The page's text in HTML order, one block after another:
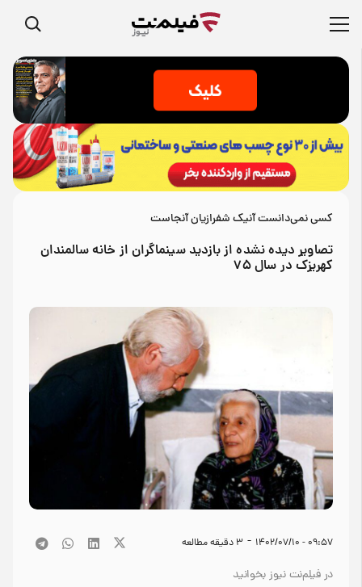
کسی نمی‌دانست آنیک شفرازیان آنجاست
تصاویر دیده نشده‌ از بازدید سینماگران از خانه سالمندان
کهریزک در سال ۷۵
۰۹:۵۷ - ۱۴۰۲/۰۷/۱۰ -
3 دقیقه مطالعه
در فیلم‌نت نیوز بخوانید